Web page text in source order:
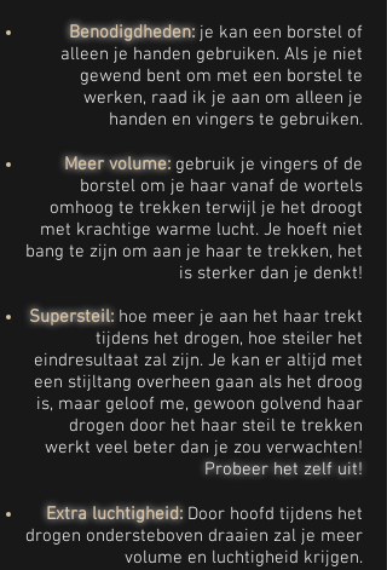
Benodigdheden: je kan een borstel of
alleen je handen gebruiken. Als je niet
gewend bent om met een borstel te
werken, raad ik je aan om alleen je
handen en vingers te gebruiken.
Meer volume: gebruik je vingers of de
borstel om je haar vanaf de wortels
omhoog te trekken terwijl je het droogt
met krachtige warme lucht. Je hoeft niet
bang te zijn om aan je haar te trekken, het
is sterker dan je denkt!
Supersteil: hoe meer je aan het haar trekt
tijdens het drogen, hoe steiler het
eindresultaat zal zijn. Je kan er altijd met
een stijltang overheen gaan als het droog
is, maar geloof me, gewoon golvend haar
drogen door het haar steil te trekken
werkt veel beter dan je zou verwachten!
Probeer het zelf uit!
Extra luchtigheid: Door hoofd tijdens het
drogen ondersteboven draaien zal je meer
volume en luchtigheid krijgen.